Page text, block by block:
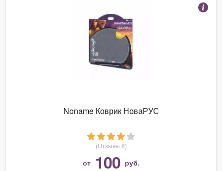
Noname Коврик НоваРУС
(Отзывы 8)
от 100 руб.